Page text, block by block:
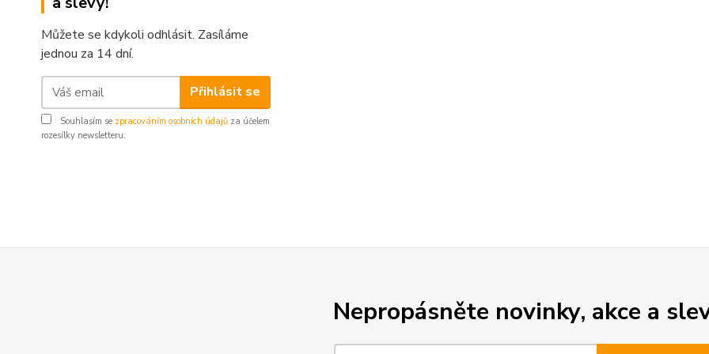
Můžete se kdykoli odhlásit. Zasíláme
jednou za 14 dní.
Přihlásit se
Souhlasím se zpracováním osobních údajů za účelem
rozesílky newsletteru.
Nepropásněte novinky, akce a